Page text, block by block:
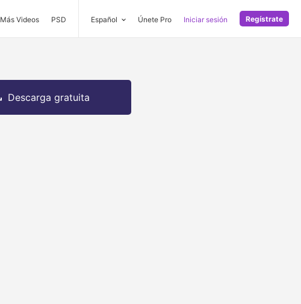
Más Videos PSD Español Únete Pro Iniciar sesión Regístrate
Descarga gratuita